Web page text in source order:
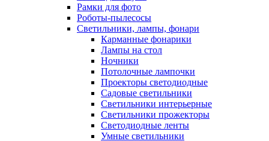
Рамки для фото
Роботы-пылесосы
Светильники, лампы, фонари
Карманные фонарики
Лампы на стол
Ночники
Потолочные лампочки
Проекторы светодиодные
Садовые светильники
Светильники интерьерные
Светильники прожекторы
Светодиодные ленты
Умные светильники